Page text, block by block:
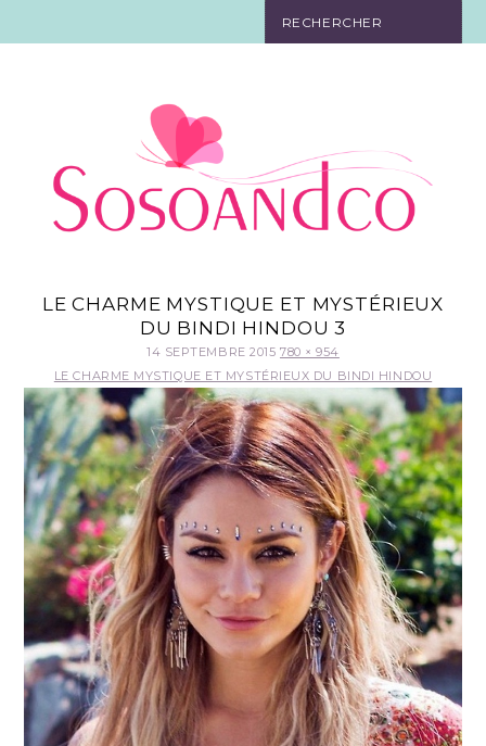
SO EN FORME
SO IN LOVE
SO PRATIQUE
CONTACT
LE CHARME MYSTIQUE ET MYSTÉRIEUX
DU BINDI HINDOU 3
14 SEPTEMBRE 2015 780 × 954
LE CHARME MYSTIQUE ET MYSTÉRIEUX DU BINDI HINDOU